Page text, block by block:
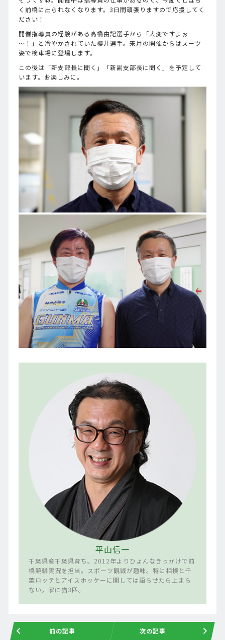
く前橋に出られなくなります。3日間頑張りますので応援してく
ださい！
開催指導員の経験がある高橋由記選手から「大変ですよぉ
～！」と冷やかされていた櫻井選手。来月の開催からはスーツ
姿で検車場に登場します。
この後は「新支部長に聞く」「新副支部長に聞く」を予定して
います。お楽しみに。
平山信一
千葉県産千葉県育ち。2012年よりひょんなきっかけで前
橋競輪実況を担当。スポーツ観戦が趣味。特に相撲と千
葉ロッテとアイスホッケーに関しては語らせたら止まら
ない。家に猫3匹。
前の記事 次の記事